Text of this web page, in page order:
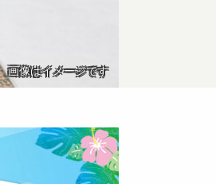
画像はイメージです